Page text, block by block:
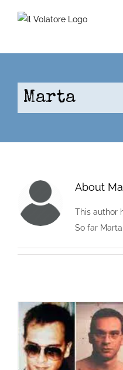
Marta
About
This author
So far